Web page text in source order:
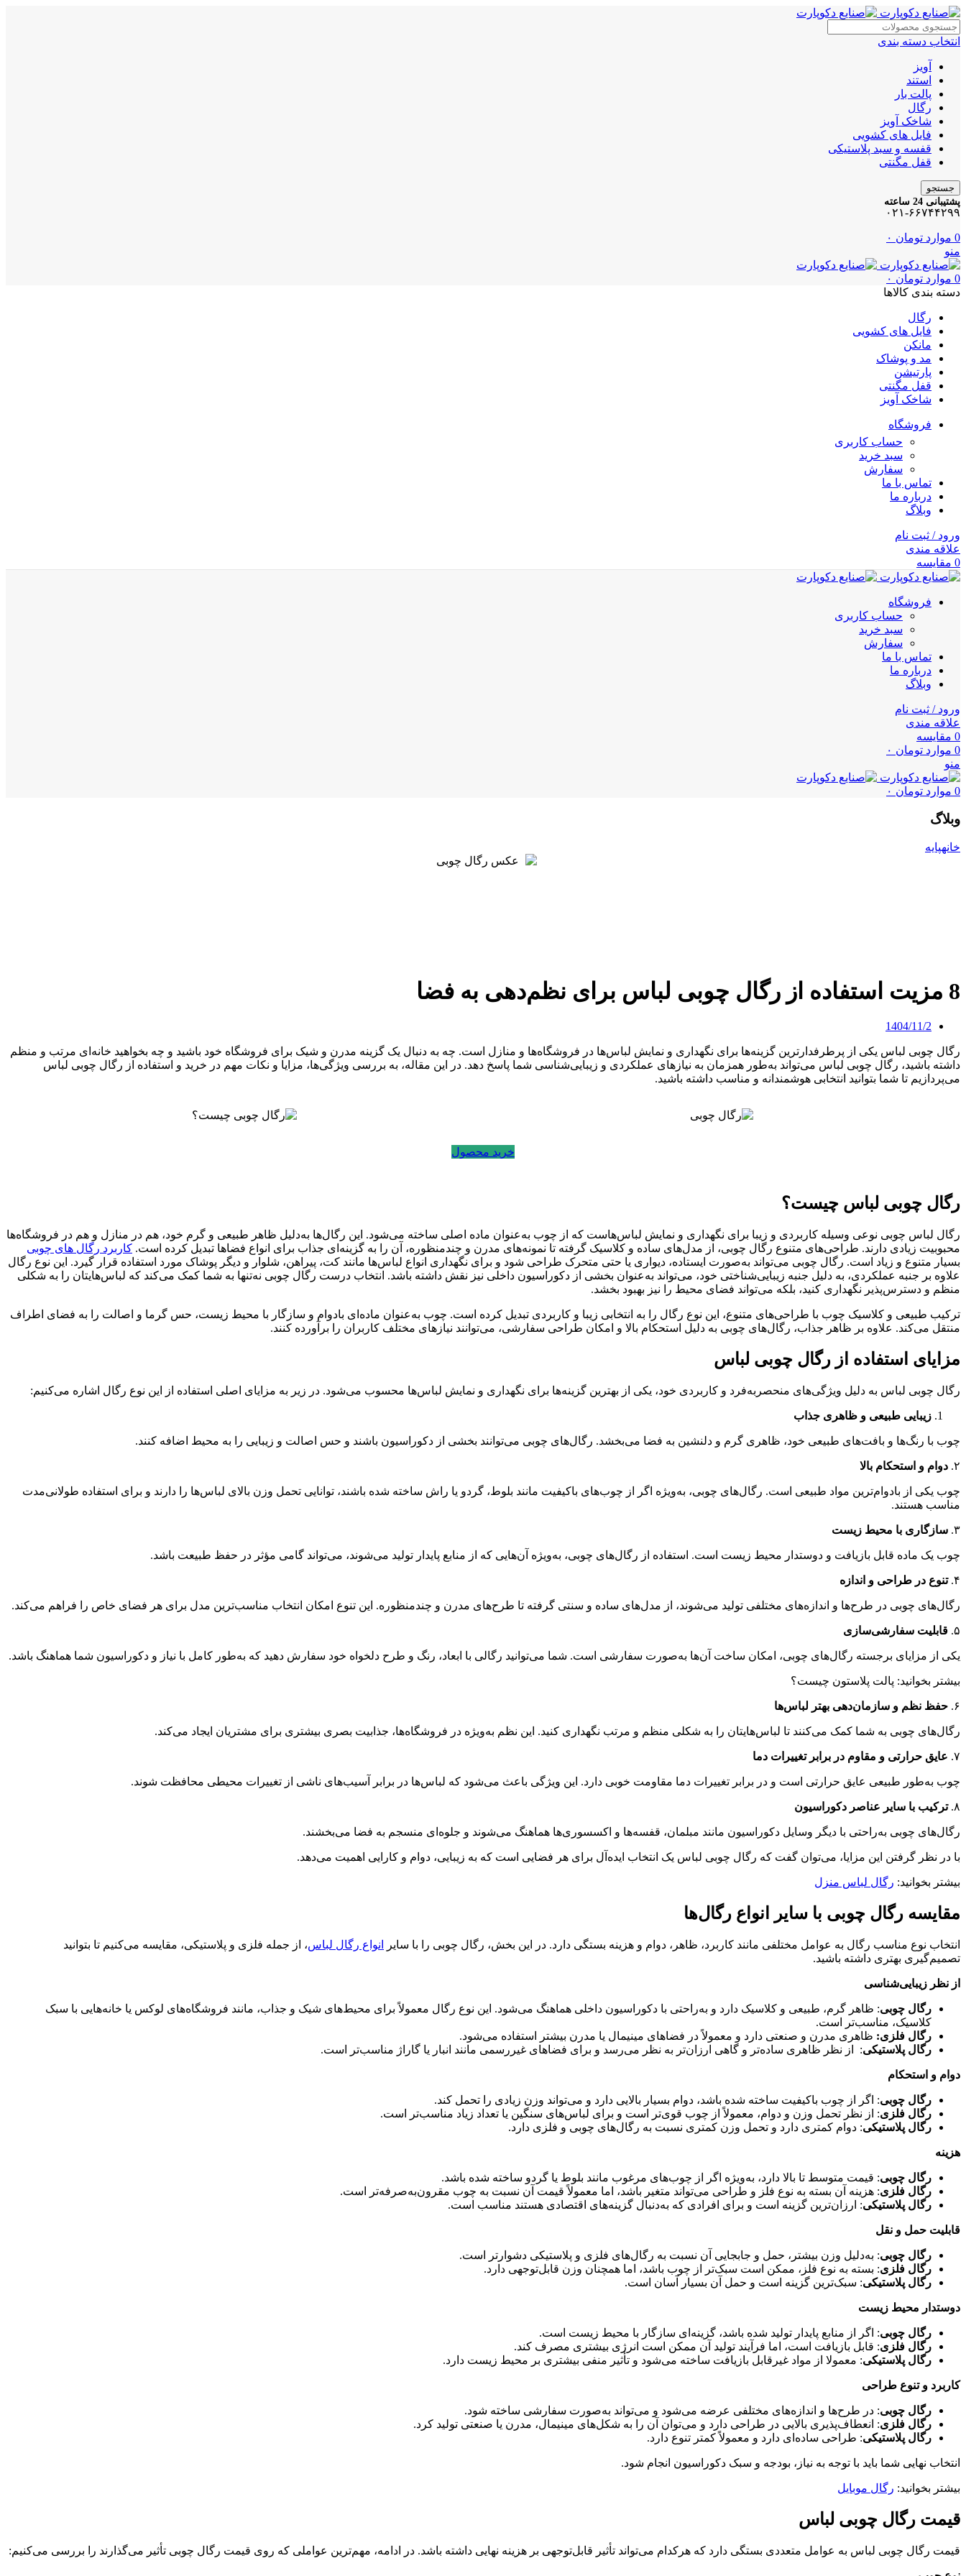
انتخاب دسته بندی
آویز
استند
پالت بار
رگال
شاخک آویز
فایل های کشویی
قفسه و سبد پلاستیکی
قفل مگنتی
جستجو
پشتیبانی 24 ساعته
۰۲۱-۶۶۷۴۴۲۹۹
0 موارد تومان
منو
0 موارد تومان
دسته بندی کالاها
رگال
فایل های کشویی
مانکن
مد و پوشاک
پارتیشن
قفل مگنتی
شاخک آویز
فروشگاه
حساب کاربری
سبد خرید
سفارش
تماس با ما
درباره ما
وبلاگ
ورود / ثبت نام
علاقه مندی
0 مقایسه
فروشگاه
حساب کاربری
سبد خرید
سفارش
تماس با ما
درباره ما
وبلاگ
ورود / ثبت نام
علاقه مندی
0 مقایسه
0 موارد تومان
منو
0 موارد تومان
وبلاگ
خانهپایه
8 مزیت استفاده از رگال چوبی لباس برای نظم‌دهی به فضا
1404/11/2
رگال چوبی لباس یکی از پرطرفدارترین گزینه‌ها برای نگهداری و نمایش لباس‌ها در فروشگاه‌ها و منازل است. چه به دنبال یک گزینه مدرن و شیک برای فروشگاه خود باشید و چه بخواهید خانه‌ای مرتب و منظم
داشته باشید، رگال چوبی لباس می‌تواند به‌طور همزمان به نیازهای عملکردی و زیبایی‌شناسی شما پاسخ دهد. در این مقاله، به بررسی ویژگی‌ها، مزایا و نکات مهم در خرید و استفاده از رگال چوبی لباس
می‌پردازیم تا شما بتوانید انتخابی هوشمندانه و مناسب داشته باشید.
خرید محصول
رگال چوبی لباس چیست؟
رگال لباس چوبی نوعی وسیله کاربردی و زیبا برای نگهداری و نمایش لباس‌هاست که از چوب به‌عنوان ماده اصلی ساخته می‌شود. این رگال‌ها به‌دلیل ظاهر طبیعی و گرم خود، هم در منازل و هم در فروشگاه‌ها
محبوبیت زیادی دارند. طراحی‌های متنوع رگال چوبی، از مدل‌های ساده و کلاسیک گرفته تا نمونه‌های مدرن و چندمنظوره، آن را به گزینه‌ای جذاب برای انواع فضاها تبدیل کرده است. کاربرد رگال های چوبی
بسیار متنوع و زیاد است. رگال چوبی می‌تواند به‌صورت ایستاده، دیواری یا حتی متحرک طراحی شود و برای نگهداری انواع لباس‌ها مانند کت، پیراهن، شلوار و دیگر پوشاک مورد استفاده قرار گیرد. این نوع رگال
علاوه بر جنبه عملکردی، به دلیل جنبه زیبایی‌شناختی خود، می‌تواند به‌عنوان بخشی از دکوراسیون داخلی نیز نقش داشته باشد. انتخاب درست رگال چوبی نه‌تنها به شما کمک می‌کند که لباس‌هایتان را به شکلی
منظم و دسترس‌پذیر نگهداری کنید، بلکه می‌تواند فضای محیط را نیز بهبود بخشد.
ترکیب طبیعی و کلاسیک چوب با طراحی‌های متنوع، این نوع رگال را به انتخابی زیبا و کاربردی تبدیل کرده است. چوب به‌عنوان ماده‌ای بادوام و سازگار با محیط زیست، حس گرما و اصالت را به فضای اطراف
منتقل می‌کند. علاوه بر ظاهر جذاب، رگال‌های چوبی به دلیل استحکام بالا و امکان طراحی سفارشی، می‌توانند نیازهای مختلف کاربران را برآورده کنند.
مزایای استفاده از رگال چوبی لباس
رگال چوبی لباس به دلیل ویژگی‌های منحصر‌به‌فرد و کاربردی خود، یکی از بهترین گزینه‌ها برای نگهداری و نمایش لباس‌ها محسوب می‌شود. در زیر به مزایای اصلی استفاده از این نوع رگال اشاره می‌کنیم:
زیبایی طبیعی و ظاهری جذاب
چوب با رنگ‌ها و بافت‌های طبیعی خود، ظاهری گرم و دلنشین به فضا می‌بخشد. رگال‌های چوبی می‌توانند بخشی از دکوراسیون باشند و حس اصالت و زیبایی را به محیط اضافه کنند.
۲. دوام و استحکام بالا
چوب یکی از بادوام‌ترین مواد طبیعی است. رگال‌های چوبی، به‌ویژه اگر از چوب‌های باکیفیت مانند بلوط، گردو یا راش ساخته شده باشند، توانایی تحمل وزن بالای لباس‌ها را دارند و برای استفاده طولانی‌مدت
مناسب هستند.
۳. سازگاری با محیط زیست
چوب یک ماده قابل بازیافت و دوستدار محیط زیست است. استفاده از رگال‌های چوبی، به‌ویژه آن‌هایی که از منابع پایدار تولید می‌شوند، می‌تواند گامی مؤثر در حفظ طبیعت باشد.
۴. تنوع در طراحی و اندازه
رگال‌های چوبی در طرح‌ها و اندازه‌های مختلفی تولید می‌شوند، از مدل‌های ساده و سنتی گرفته تا طرح‌های مدرن و چندمنظوره. این تنوع امکان انتخاب مناسب‌ترین مدل برای هر فضای خاص را فراهم می‌کند.
۵. قابلیت سفارشی‌سازی
یکی از مزایای برجسته رگال‌های چوبی، امکان ساخت آن‌ها به‌صورت سفارشی است. شما می‌توانید رگالی با ابعاد، رنگ و طرح دلخواه خود سفارش دهید که به‌طور کامل با نیاز و دکوراسیون شما هماهنگ باشد.
بیشتر بخوانید: پالت پلاستون چیست؟
۶. حفظ نظم و سازمان‌دهی بهتر لباس‌ها
رگال‌های چوبی به شما کمک می‌کنند تا لباس‌هایتان را به شکلی منظم و مرتب نگهداری کنید. این نظم به‌ویژه در فروشگاه‌ها، جذابیت بصری بیشتری برای مشتریان ایجاد می‌کند.
۷. عایق حرارتی و مقاوم در برابر تغییرات دما
چوب به‌طور طبیعی عایق حرارتی است و در برابر تغییرات دما مقاومت خوبی دارد. این ویژگی باعث می‌شود که لباس‌ها در برابر آسیب‌های ناشی از تغییرات محیطی محافظت شوند.
۸. ترکیب با سایر عناصر دکوراسیون
رگال‌های چوبی به‌راحتی با دیگر وسایل دکوراسیون مانند مبلمان، قفسه‌ها و اکسسوری‌ها هماهنگ می‌شوند و جلوه‌ای منسجم به فضا می‌بخشند.
با در نظر گرفتن این مزایا، می‌توان گفت که رگال چوبی لباس یک انتخاب ایده‌آل برای هر فضایی است که به زیبایی، دوام و کارایی اهمیت می‌دهد.
بیشتر بخوانید: رگال لباس منزل
مقایسه رگال چوبی با سایر انواع رگال‌ها
انتخاب نوع مناسب رگال به عوامل مختلفی مانند کاربرد، ظاهر، دوام و هزینه بستگی دارد. در این بخش، رگال چوبی را با سایر انواع رگال‌ لباس، از جمله فلزی و پلاستیکی، مقایسه می‌کنیم تا بتوانید
تصمیم‌گیری بهتری داشته باشید.
از نظر زیبایی‌شناسی
رگال چوبی: ظاهر گرم، طبیعی و کلاسیک دارد و به‌راحتی با دکوراسیون داخلی هماهنگ می‌شود. این نوع رگال معمولاً برای محیط‌های شیک و جذاب، مانند فروشگاه‌های لوکس یا خانه‌هایی با سبک
کلاسیک، مناسب‌تر است.
رگال فلزی: ظاهری مدرن و صنعتی دارد و معمولاً در فضاهای مینیمال یا مدرن بیشتر استفاده می‌شود.
رگال پلاستیکی: از نظر ظاهری ساده‌تر و گاهی ارزان‌تر به نظر می‌رسد و برای فضاهای غیررسمی مانند انبار یا گاراژ مناسب‌تر است.
دوام و استحکام
رگال چوبی: اگر از چوب باکیفیت ساخته شده باشد، دوام بسیار بالایی دارد و می‌تواند وزن زیادی را تحمل کند.
رگال فلزی: از نظر تحمل وزن و دوام، معمولاً از چوب قوی‌تر است و برای لباس‌های سنگین یا تعداد زیاد مناسب‌تر است.
رگال پلاستیکی: دوام کمتری دارد و تحمل وزن کمتری نسبت به رگال‌های چوبی و فلزی دارد.
هزینه
رگال چوبی: قیمت متوسط تا بالا دارد، به‌ویژه اگر از چوب‌های مرغوب مانند بلوط یا گردو ساخته شده باشد.
رگال فلزی: هزینه آن بسته به نوع فلز و طراحی می‌تواند متغیر باشد، اما معمولاً قیمت آن نسبت به چوب مقرون‌به‌صرفه‌تر است.
رگال پلاستیکی: ارزان‌ترین گزینه است و برای افرادی که به‌دنبال گزینه‌های اقتصادی هستند مناسب است.
قابلیت حمل و نقل
رگال چوبی: به‌دلیل وزن بیشتر، حمل و جابجایی آن نسبت به رگال‌های فلزی و پلاستیکی دشوارتر است.
رگال فلزی: بسته به نوع فلز، ممکن است سبک‌تر از چوب باشد، اما همچنان وزن قابل‌توجهی دارد.
رگال پلاستیکی: سبک‌ترین گزینه است و حمل آن بسیار آسان است.
دوستدار محیط زیست
رگال چوبی: اگر از منابع پایدار تولید شده باشد، گزینه‌ای سازگار با محیط زیست است.
رگال فلزی: قابل بازیافت است، اما فرآیند تولید آن ممکن است انرژی بیشتری مصرف کند.
رگال پلاستیکی: معمولا از مواد غیرقابل بازیافت ساخته می‌شود و تأثیر منفی بیشتری بر محیط زیست دارد.
کاربرد و تنوع طراحی
رگال چوبی: در طرح‌ها و اندازه‌های مختلفی عرضه می‌شود و می‌تواند به‌صورت سفارشی ساخته شود.
رگال فلزی: انعطاف‌پذیری بالایی در طراحی دارد و می‌توان آن را به شکل‌های مینیمال، مدرن یا صنعتی تولید کرد.
رگال پلاستیکی: طراحی ساده‌ای دارد و معمولاً کمتر تنوع دارد.
انتخاب نهایی شما باید با توجه به نیاز، بودجه و سبک دکوراسیون انجام شود.
بیشتر بخوانید: رگال موبایل
قیمت رگال چوبی لباس
قیمت رگال چوبی لباس به عوامل متعددی بستگی دارد که هرکدام می‌تواند تأثیر قابل‌توجهی بر هزینه نهایی داشته باشد. در ادامه، مهم‌ترین عواملی که روی قیمت رگال چوبی تأثیر می‌گذارند را بررسی می‌کنیم: